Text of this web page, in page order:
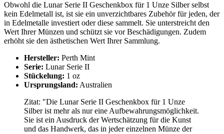
Obwohl die Lunar Serie II Geschenkbox für 1 Unze Silber selbst
kein Edelmetall ist, ist sie ein unverzichtbares Zubehör für jeden, der
in Edelmetalle investiert oder diese sammelt. Sie unterstreicht den
Wert Ihrer Münzen und schützt sie vor Beschädigungen. Zudem
erhöht sie den ästhetischen Wert Ihrer Sammlung.
Hersteller: Perth Mint
Serie: Lunar Serie II
Stückelung: 1 oz
Ursprungsland: Australien
Zitat: "Die Lunar Serie II Geschenkbox für 1 Unze
Silber ist mehr als nur eine Aufbewahrungsmöglichkeit.
Sie ist ein Ausdruck der Wertschätzung für die Kunst
und das Handwerk, das in jeder einzelnen Münze der